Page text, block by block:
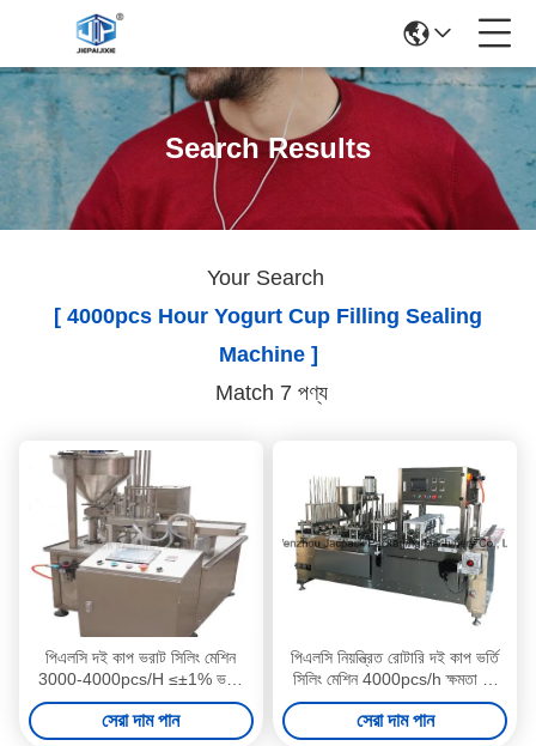
Search Results
Your Search
[ 4000pcs Hour Yogurt Cup Filling Sealing
Machine ]
Match 7 পণ্য
পিএলসি দই কাপ ভরাট সিলিং মেশিন
3000-4000pcs/H ≤±1% ভরাট
নির্ভুলতার সাথে
সেরা দাম পান
পিএলসি নিয়ন্ত্রিত রোটারি দই কাপ ভর্তি
সিলিং মেশিন 4000pcs/h ক্ষমতা 0-
85°C তাপমাত্রা
সেরা দাম পান